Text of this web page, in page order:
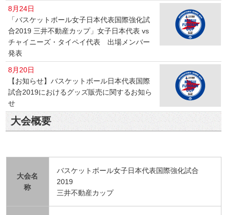
8月24日
「バスケットボール女子日本代表国際強化試
合2019 三井不動産カップ」女子日本代表 vs
チャイニーズ・タイペイ代表 出場メンバー
発表
8月20日
【お知らせ】バスケットボール日本代表国際
試合2019におけるグッズ販売に関するお知ら
せ
大会概要
大会名
称
バスケットボール女子日本代表国際強化試合
2019
三井不動産カップ